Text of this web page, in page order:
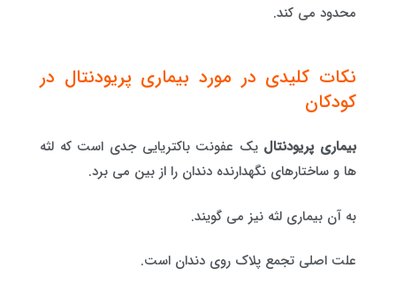
محدود می کند.
نکات کلیدی در مورد بیماری پریودنتال در
کودکان
بیماری پریودنتال یک عفونت باکتریایی جدی است که لثه
ها و ساختارهای نگهدارنده دندان را از بین می برد.
به آن بیماری لثه نیز می گویند.
علت اصلی تجمع پلاک روی دندان است.